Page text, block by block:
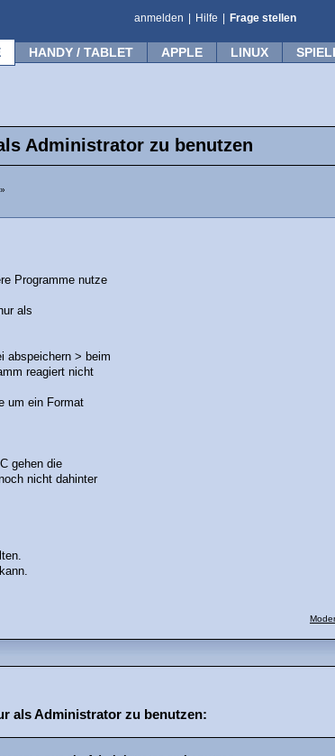
anmelden Hilfe Frage stellen
HANDY / TABLET APPLE LINUX
Administrator zu benutzen
Programme nutze
als
abspeichern > beim
reagiert nicht
um ein Format
gehen die
nicht dahinter
als Administrator zu benutzen: